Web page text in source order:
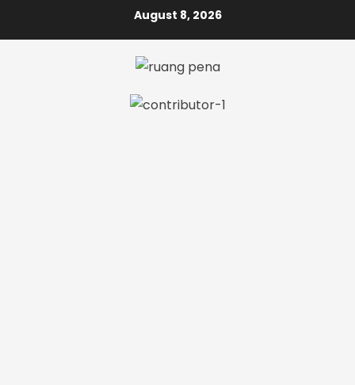
August 8, 2026